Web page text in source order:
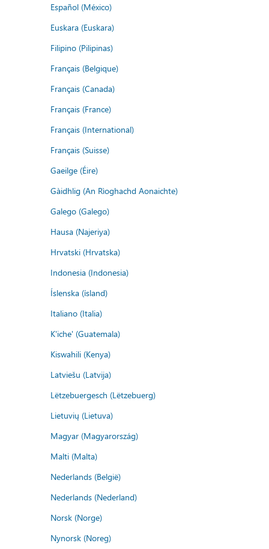
Español (México)
Euskara (Euskara)
Filipino (Pilipinas)
Français (Belgique)
Français (Canada)
Français (France)
Français (International)
Français (Suisse)
Gaeilge (Éire)
Gàidhlig (An Rìoghachd Aonaichte)
Galego (Galego)
Hausa (Najeriya)
Hrvatski (Hrvatska)
Indonesia (Indonesia)
Íslenska (ísland)
Italiano (Italia)
K'iche' (Guatemala)
Kiswahili (Kenya)
Latviešu (Latvija)
Lëtzebuergesch (Lëtzebuerg)
Lietuvių (Lietuva)
Magyar (Magyarország)
Malti (Malta)
Nederlands (België)
Nederlands (Nederland)
Norsk (Norge)
Nynorsk (Noreg)